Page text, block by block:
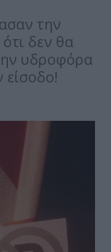
την
ότι δεν θα
υδροφόρα
είσοδο!